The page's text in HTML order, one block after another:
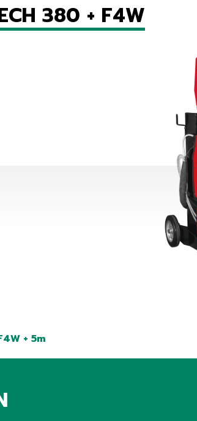
380 + F4W
+ 5m